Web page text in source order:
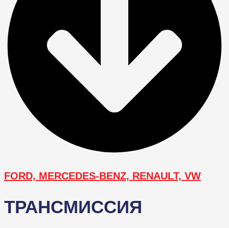
FORD, MERCEDES-BENZ, RENAULT, VW
ТРАНСМИССИЯ